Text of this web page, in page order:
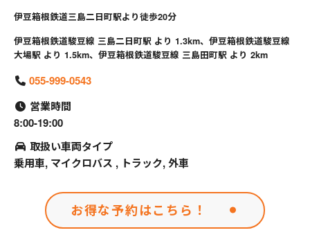
伊豆箱根鉄道三島二日町駅より徒歩20分
伊豆箱根鉄道駿豆線 三島二日町駅 より 1.3km、伊豆箱根鉄道駿豆線
大場駅 より 1.5km、伊豆箱根鉄道駿豆線 三島田町駅 より 2km
055-999-0543
営業時間
8:00-19:00
取扱い車両タイプ
乗用車, マイクロバス , トラック, 外車
お得な予約はこちら！